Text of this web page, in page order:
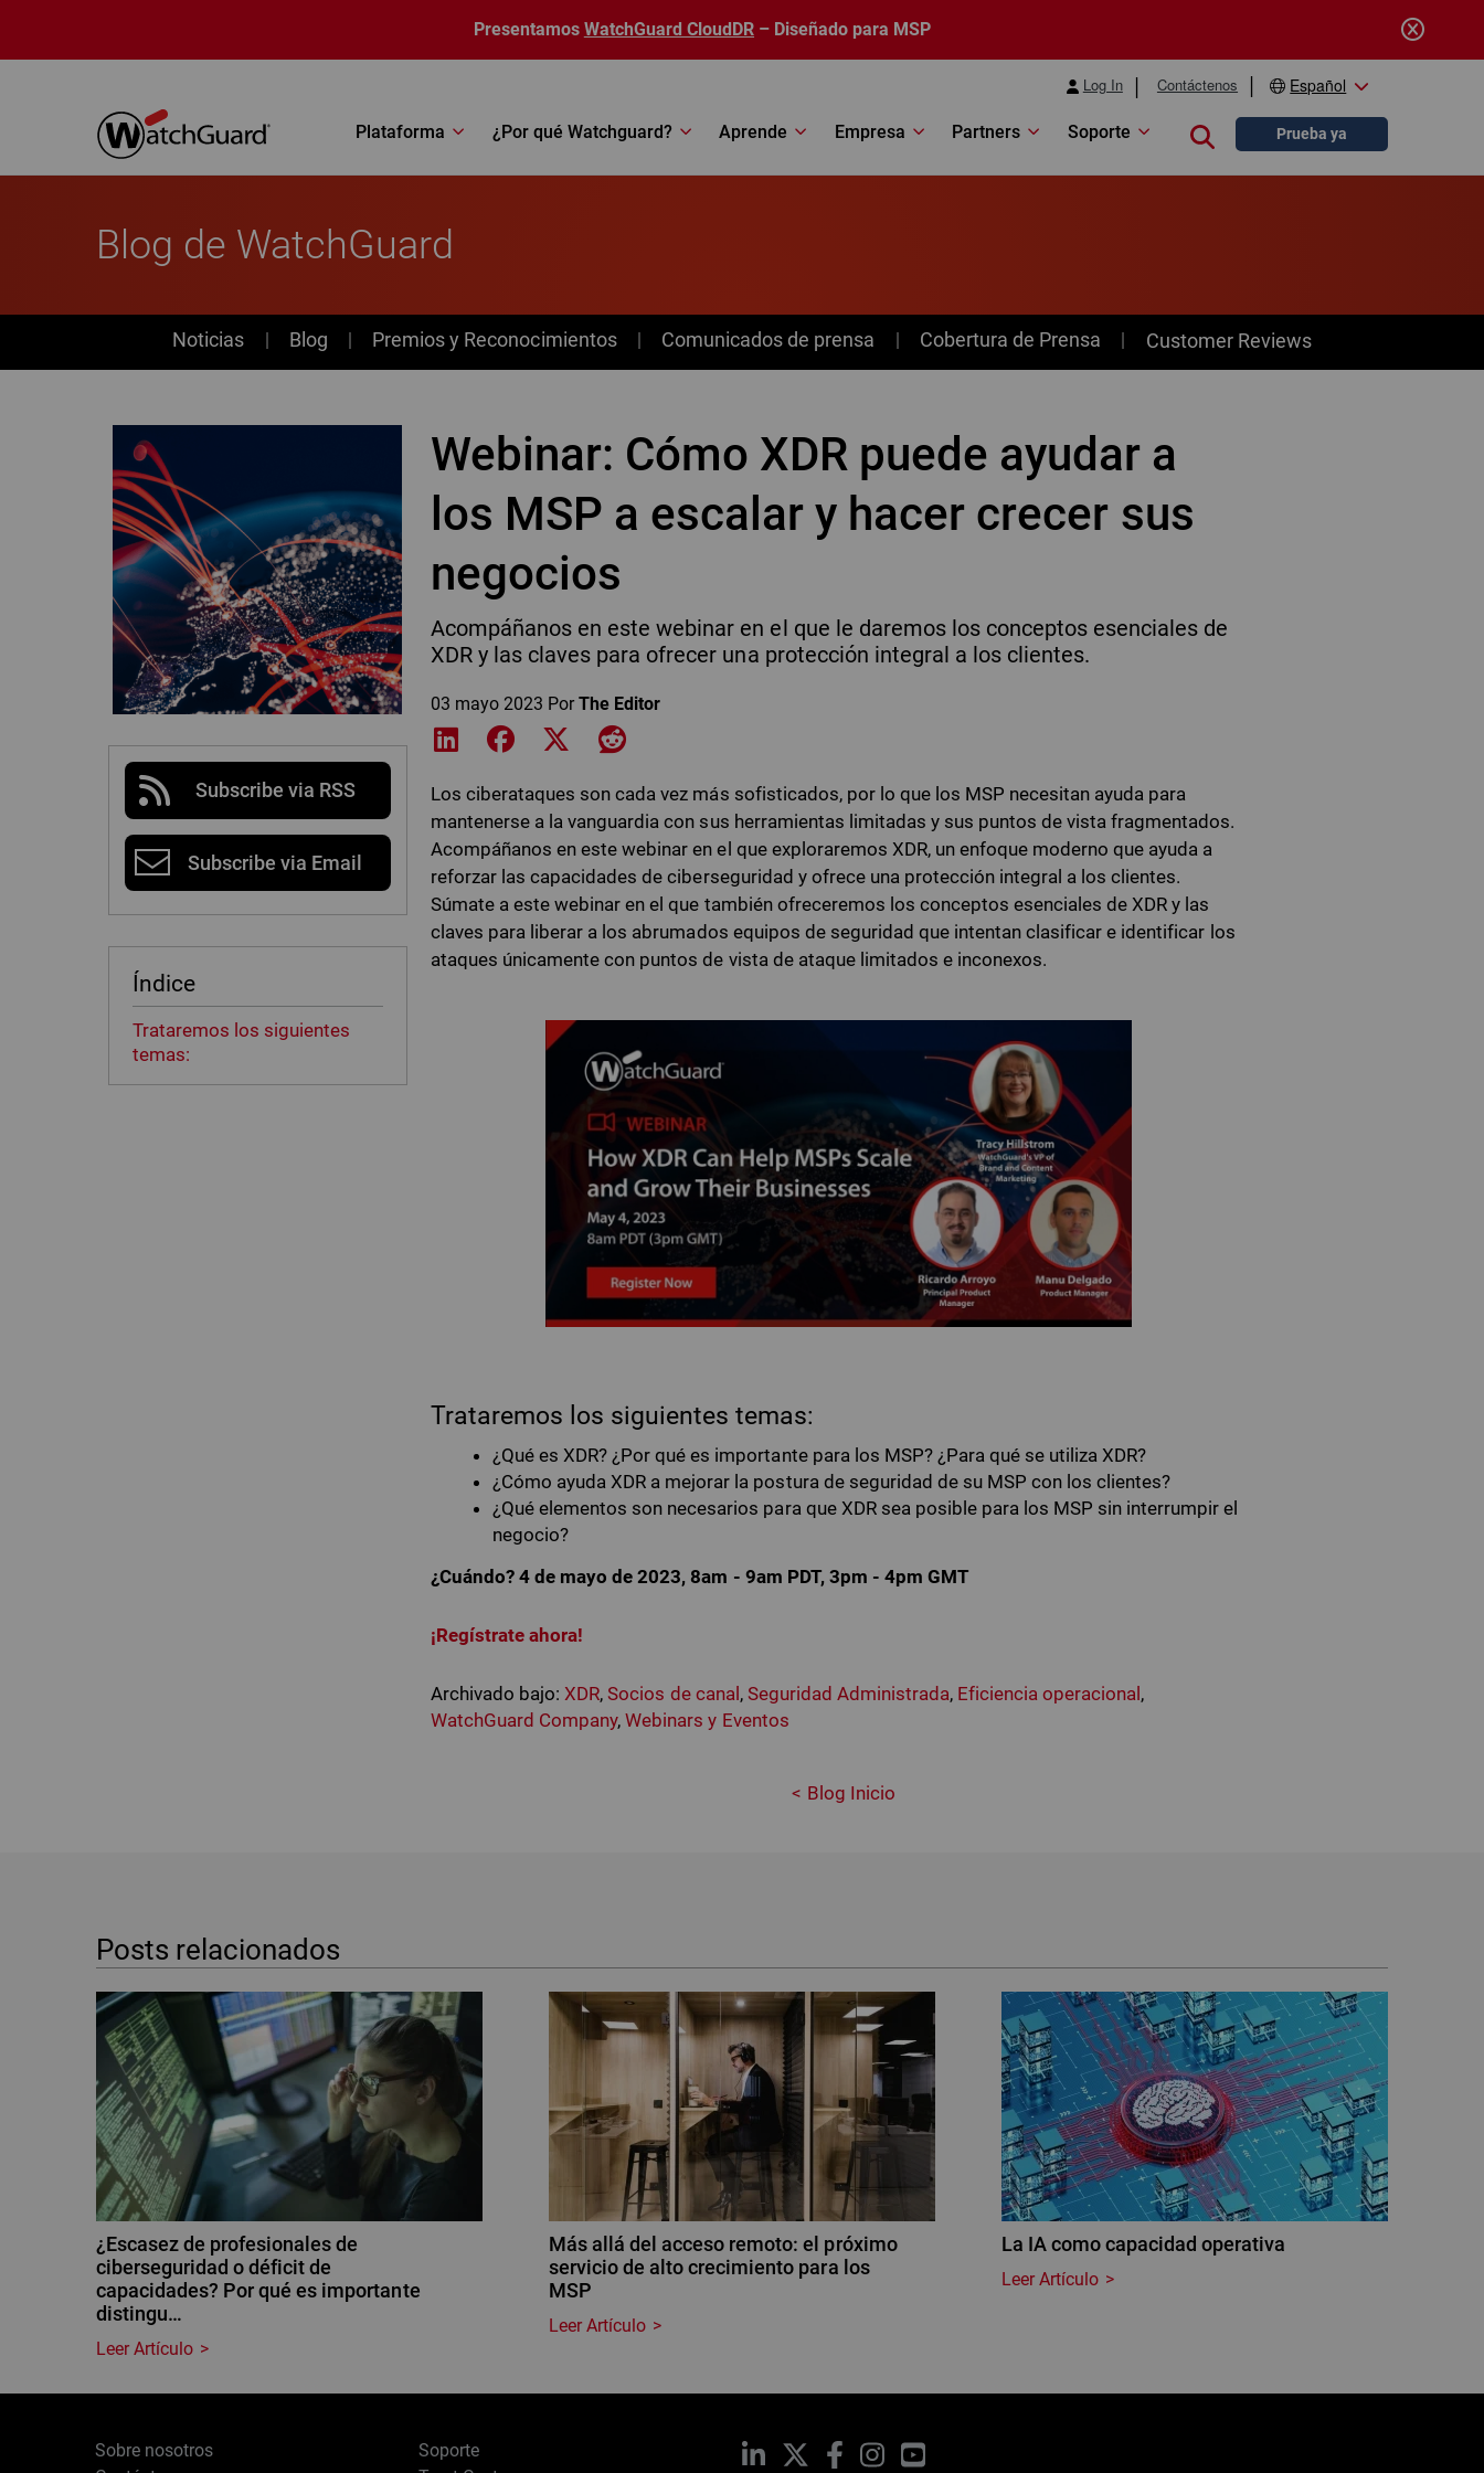
Presentamos WatchGuard CloudDR – Diseñado para MSP
Log In Contáctenos Español
Plataforma ¿Por qué Watchguard? Aprende Empresa Partners Soporte Close searchPrueba ya
Blog de WatchGuard
News
Noticias Blog Premios y Reconocimientos Comunicados de prensa Cobertura de Prensa Customer Reviews
Subscribe via RSS
Subscribe via Email
Índice
Trataremos los siguientes
temas:
Webinar: Cómo XDR puede ayudar a
los MSP a escalar y hacer crecer sus
negocios
Acompáñanos en este webinar en el que le daremos los conceptos esenciales de
XDR y las claves para ofrecer una protección integral a los clientes.
03 mayo 2023 PorThe Editor
Share on LinkedIn
Share on Facebook
Share on XShare on Reddit
Los ciberataques son cada vez más sofisticados, por lo que los MSP necesitan ayuda para
mantenerse a la vanguardia con sus herramientas limitadas y sus puntos de vista fragmentados.
Acompáñanos en este webinar en el que exploraremos XDR, un enfoque moderno que ayuda a
reforzar las capacidades de ciberseguridad y ofrece una protección integral a los clientes.
Súmate a este webinar en el que también ofreceremos los conceptos esenciales de XDR y las
claves para liberar a los abrumados equipos de seguridad que intentan clasificar e identificar los
ataques únicamente con puntos de vista de ataque limitados e inconexos.
Trataremos los siguientes temas:
¿Qué es XDR? ¿Por qué es importante para los MSP? ¿Para qué se utiliza XDR?
¿Cómo ayuda XDR a mejorar la postura de seguridad de su MSP con los clientes?
¿Qué elementos son necesarios para que XDR sea posible para los MSP sin interrumpir el
negocio?
¿Cuándo? 4 de mayo de 2023, 8am - 9am PDT, 3pm - 4pm GMT
¡Regístrate ahora!
Archivado bajo: XDR,Socios de canal , Seguridad Administrada, Eficiencia operacional ,
WatchGuard Company,Webinars y Eventos
Blog Inicio
Posts relacionados
¿Escasez de profesionales de
ciberseguridad o déficit de
capacidades? Por qué es importante
distingu…
Leer Artículo
Más allá del acceso remoto: el próximo
servicio de alto crecimiento para los
MSP
Leer Artículo
La IA como capacidad operativa
Leer Artículo
Sobre nosotros
Soporte
LinkedIn Facebook
InstagramYouTube